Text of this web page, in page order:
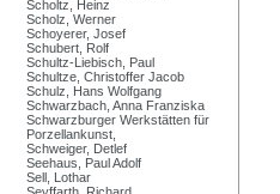
Scholtz, Heinz
Scholz, Werner
Schoyerer, Josef
Schubert, Rolf
Schultz-Liebisch, Paul
Schultze, Christoffer Jacob
Schulz, Hans Wolfgang
Schwarzbach, Anna Franziska
Schwarzburger Werkstätten für
Porzellankunst,
Schweiger, Detlef
Seehaus, Paul Adolf
Sell, Lothar